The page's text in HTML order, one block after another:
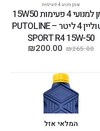
שמן מנוע 4 פעימות
שמן למנועי 4 פעימות 15W50
פוטוליין 4 ליטר – PUTOLINE
SPORT R4 15W-50
₪265.00
₪200.00
המלאי אזל